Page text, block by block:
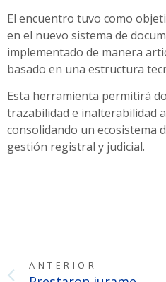
El encuentro tuvo como
en el nuevo sistema de
implementado de manera
basado en una estructura
Esta herramienta permitirá
trazabilidad e inalterabilidad
consolidando un ecosistema
gestión registral y judicial.
ANTERIOR